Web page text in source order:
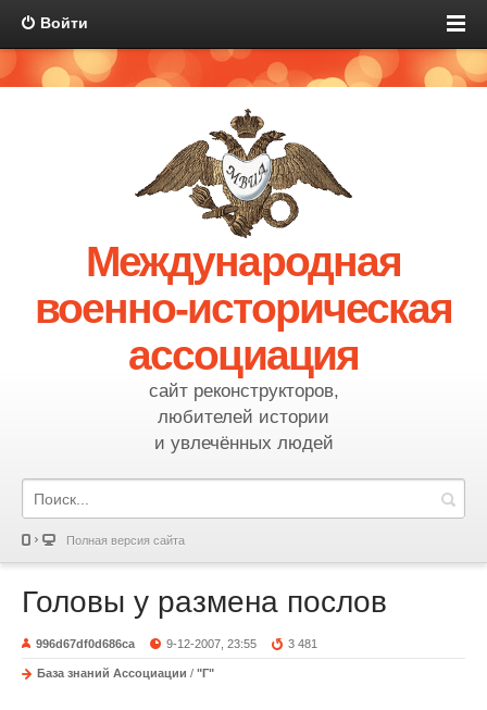
Войти
Международная
военно-историческая
ассоциация
сайт реконструкторов,
любителей истории
и увлечённых людей
Полная версия сайта
Головы у размена послов
996d67df0d686ca 9-12-2007, 23:55 3 481
База знаний Ассоциации / "Г"